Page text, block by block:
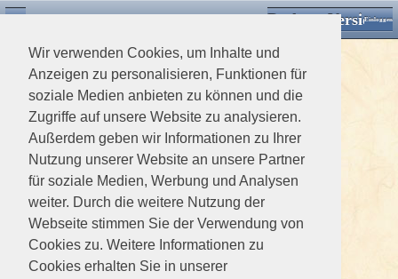
Wir verwenden Cookies, um Inhalte und
Anzeigen zu personalisieren, Funktionen für
soziale Medien anbieten zu können und die
Zugriffe auf unsere Website zu analysieren.
Außerdem geben wir Informationen zu Ihrer
Nutzung unserer Website an unsere Partner
für soziale Medien, Werbung und Analysen
weiter. Durch die weitere Nutzung der
Webseite stimmen Sie der Verwendung von
Cookies zu. Weitere Informationen zu
Cookies erhalten Sie in unserer
Desktop VersionEinloggen